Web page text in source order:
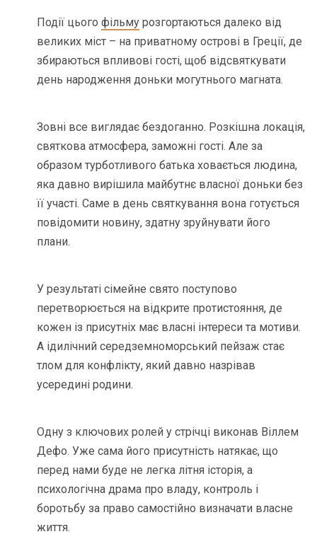
Події цьогофільму розгортаються далеко від
великих міст – на приватному острові в Греції, де
збираються впливові гості, щоб відсвяткувати
день народження доньки могутнього магната.
Зовні все виглядає бездоганно. Розкішна локація,
святкова атмосфера, заможні гості. Але за
образом турботливого батька ховається людина,
яка давно вирішила майбутнє власної доньки без
її участі. Саме в день святкування вона готується
повідомити новину, здатну зруйнувати його
плани.
У результаті сімейне свято поступово
перетворюється на відкрите протистояння, де
кожен із присутніх має власні інтереси та мотиви.
А ідилічний середземноморський пейзаж стає
тлом для конфлікту, який давно назрівав
усередині родини.
Одну з ключових ролей у стрічці виконав Віллем
Дефо. Уже сама його присутність натякає, що
перед нами буде не легка літня історія, а
психологічна драма про владу, контроль і
боротьбу за право самостійно визначати власне
життя.